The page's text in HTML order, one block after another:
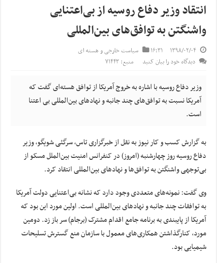
انتقاد وزیر دفاع روسیه از بی‌اعتنایی
واشنگتن به توافق‌های بین‌المللی
۱۳۹۸/۰۲/۰۴ ۱۶:۳۱
سیاست خارجی و هسته ای
دیدگاه خود را بیان کنید
منبع: ۷۱۴۴۳
وزیر دفاع روسیه با اشاره به خروج آمریکا از توافق هسته‌ای گفت که
آمریکا نسبت به توافق‌های چند جانبه و نهادهای بین‌المللی بی اعتنا
است.
به گزارش کسب و کار نیوز به نقل از خبرگزاری تاس،سرگئیشویگو، وزیر
دفاع روسیه روز چهارشنبه (امروز) در کنفرانس امنیت بین‌الملل مسکو از
بی‌توجهی واشنگتن به توافق‌ها و نهادهای بین‌المللی انتقاد کرد.
وی گفت: نمونه‌های متعددی وجود دارد که نشانه بی‌اعتنایی دولت آمریکا
به توافقات چند جانبه و نهادهای بین‌المللی است. اولین مورد این بود که
آمریکا از پایبندی به برنامه جامع اقدام مشترک (برجام) سر باز زد. دومین
مورد، کنارگذاشتن همکاری‌های معمول با سازمان منع گسترش تسلیحات
شیمیایی بود.